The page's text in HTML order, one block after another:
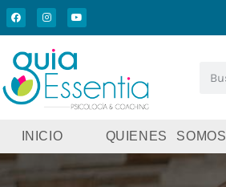
INICIO QUIENES SOMOS